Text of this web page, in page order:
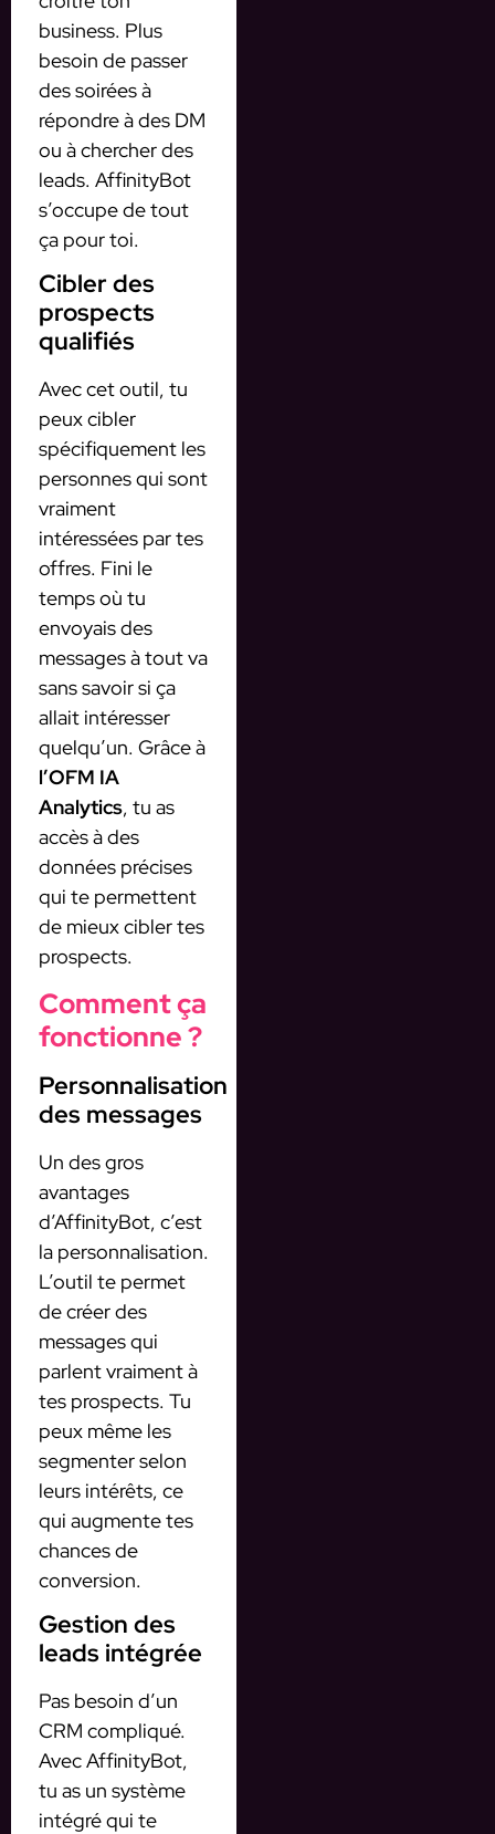
business. Plus
besoin de passer
des soirées à
répondre à des DM
ou à chercher des
leads. AffinityBot
s’occupe de tout
ça pour toi.
Cibler des
prospects
qualifiés
Avec cet outil, tu
peux cibler
spécifiquement les
personnes qui sont
vraiment
intéressées par tes
offres. Fini le
temps où tu
envoyais des
messages à tout va
sans savoir si ça
allait intéresser
quelqu’un. Grâce à
l’OFM IA
Analytics, tu as
accès à des
données précises
qui te permettent
de mieux cibler tes
prospects.
Comment ça
fonctionne ?
Personnalisation
des messages
Un des gros
avantages
d’AffinityBot, c’est
la personnalisation.
L’outil te permet
de créer des
messages qui
parlent vraiment à
tes prospects. Tu
peux même les
segmenter selon
leurs intérêts, ce
qui augmente tes
chances de
conversion.
Gestion des
leads intégrée
Pas besoin d’un
CRM compliqué.
Avec AffinityBot,
tu as un système
intégré qui te